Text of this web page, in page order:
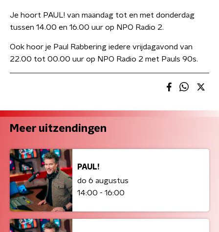
Je hoort PAUL! van maandag tot en met donderdag
tussen 14.00 en 16.00 uur op NPO Radio 2.
Ook hoor je Paul Rabbering iedere vrijdagavond van
22.00 tot 00.00 uur op NPO Radio 2 met Pauls 90s.
Meer uitzendingen
PAUL!
do 6 augustus
14:00 - 16:00